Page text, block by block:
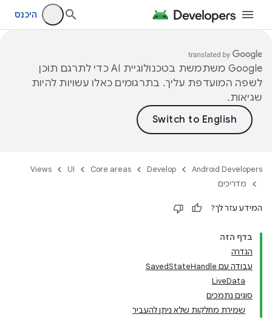
היכנס
‫Google משתמשת בטכנולוגיית AI כדי לתרגם תוכן
לשפה המועדפת עליך. בתרגומים כאלו עשויות להיות
שגיאות.
Android Developers
Develop
Core areas
UI
Views
מדריכים
המידע עזר לך?
בדף הזה
הגדרה
עבודה עם SavedStateHandle
LiveData
סוגים נתמכים
שמירת מחלקות שלא ניתן להעביר